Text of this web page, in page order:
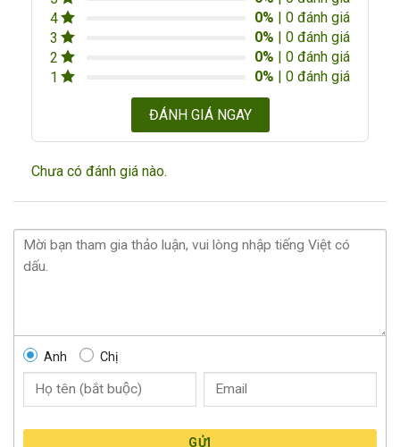
4
0% | 0 đánh giá
3
0% | 0 đánh giá
2
0% | 0 đánh giá
1
0% | 0 đánh giá
ĐÁNH GIÁ NGAY
Chưa có đánh giá nào.
Anh Chị
GỬI